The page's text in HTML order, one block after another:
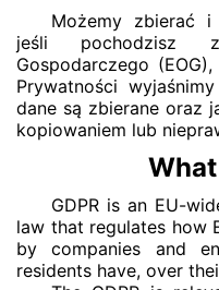
Możemy zbierać
jeśli pochodzisz z
Gospodarczego
Prywatności
dane są zbierane oraz
kopiowaniem lub
What
GDPR is an EU-
law that regulates how
by companies and
residents have, over